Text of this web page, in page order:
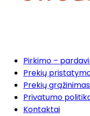
Pirkimo –
Prekių
Prekių grąžinimas
Privatumo
Kontaktai